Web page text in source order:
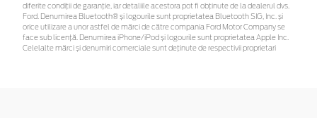
diferite condiții de garanție, iar detaliile acestora pot fi obținute de la dealerul dvs.
Ford. Denumirea Bluetooth® și logourile sunt proprietatea Bluetooth SIG, Inc. și
orice utilizare a unor astfel de mărci de către compania Ford Motor Company se
face sub licență. Denumirea iPhone/iPod și logourile sunt proprietatea Apple Inc.
Celelalte mărci și denumiri comerciale sunt deținute de respectivii proprietari